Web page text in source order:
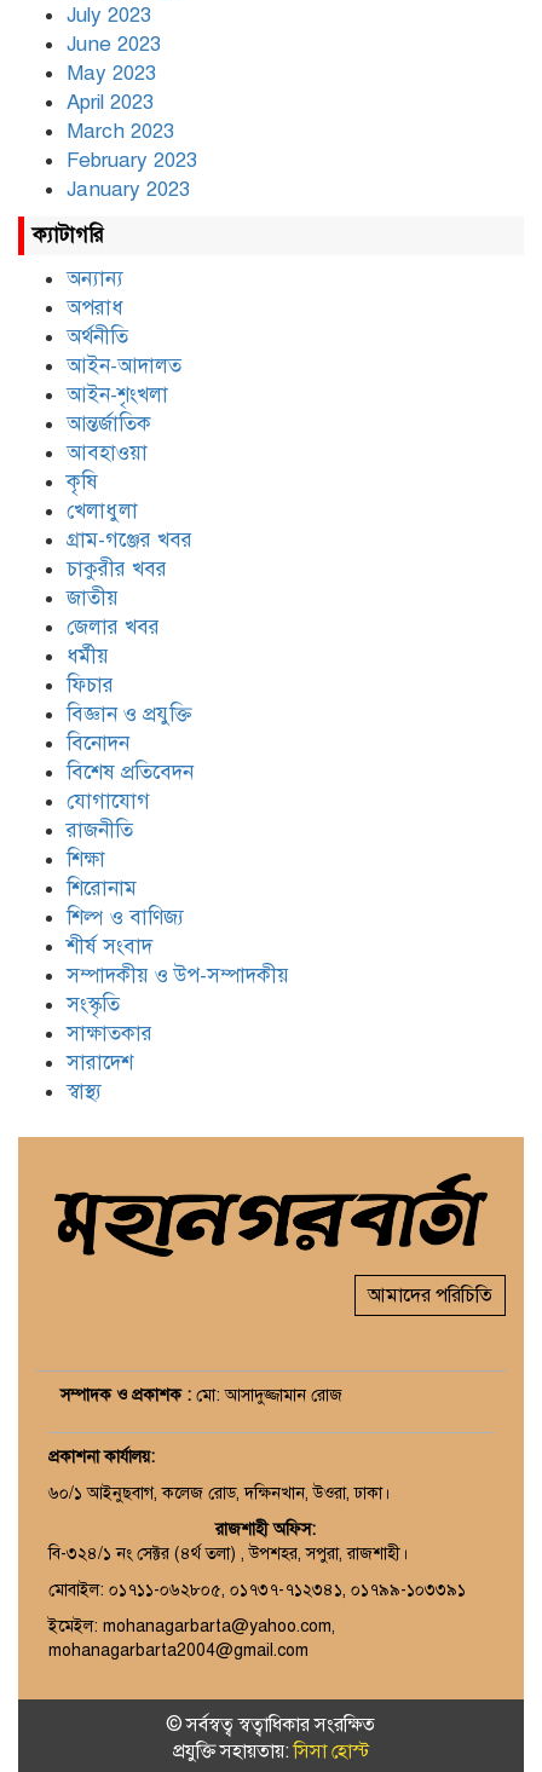
July 2023
June 2023
May 2023
April 2023
March 2023
February 2023
January 2023
ক্যাটাগরি
অন্যান্য
অপরাধ
অর্থনীতি
আইন-আদালত
আইন-শৃংখলা
আন্তর্জাতিক
আবহাওয়া
কৃষি
খেলাধুলা
গ্রাম-গঞ্জের খবর
চাকুরীর খবর
জাতীয়
জেলার খবর
ধর্মীয়
ফিচার
বিজ্ঞান ও প্রযুক্তি
বিনোদন
বিশেষ প্রতিবেদন
যোগাযোগ
রাজনীতি
শিক্ষা
শিরোনাম
শিল্প ও বাণিজ্য
শীর্ষ সংবাদ
সম্পাদকীয় ও উপ-সম্পাদকীয়
সংস্কৃতি
সাক্ষাতকার
সারাদেশ
স্বাস্থ্য
আমাদের পরিচিতি
সম্পাদক ও প্রকাশক : মো: আসাদুজ্জামান রোজ
প্রকাশনা কার্যালয়:
৬০/১ আইনুছবাগ, কলেজ রোড, দক্ষিনখান, উওরা, ঢাকা।
রাজশাহী অফিস:
বি-৩২৪/১ নং সেক্টর (৪র্থ তলা) , উপশহর, সপুরা, রাজশাহী।
মোবাইল: ০১৭১১-০৬২৮০৫, ০১৭৩৭-৭১২৩৪১, ০১৭৯৯-১০৩৩৯১
ইমেইল: mohanagarbarta@yahoo.com,
mohanagarbarta2004@gmail.com
© সর্বস্বত্ব স্বত্বাধিকার সংরক্ষিত
প্রযুক্তি সহায়তায়:সিসা হোস্ট